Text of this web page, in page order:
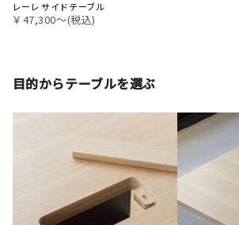
レーレ サイドテーブル
￥47,300〜(税込)
目的からテーブルを選ぶ